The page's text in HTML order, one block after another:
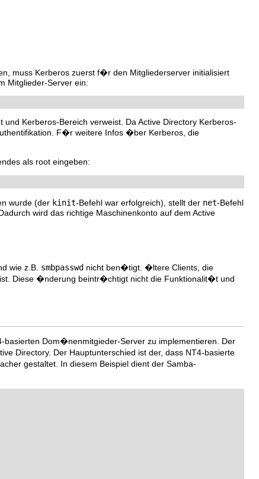
muss Kerberos zuerst f�r den Mitgliederserver initialisiert
Mitglieder-Server ein:
Kerberos-Bereich verweist. Da Active Directory Kerberos-
F�r weitere Infos �ber Kerberos, die
als root eingeben:
wurde (der kinit-Befehl war erfolgreich), stellt der net-Befehl
wird das richtige Maschinenkonto auf dem Active
wie z.B. smbpasswd nicht ben�tigt. �ltere Clients, die
Diese �nderung beintr�chtigt nicht die Funktionalit�t und
Dom�nenmitgieder-Server zu implementieren. Der
Directory. Der Hauptunterschied ist der, dass NT4-basierte
gestaltet. In diesem Beispiel dient der Samba-